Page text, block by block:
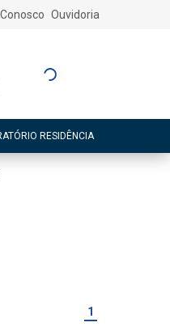
Ouvidoria
Entre ou Cadastre-
RESIDÊNCIA
1